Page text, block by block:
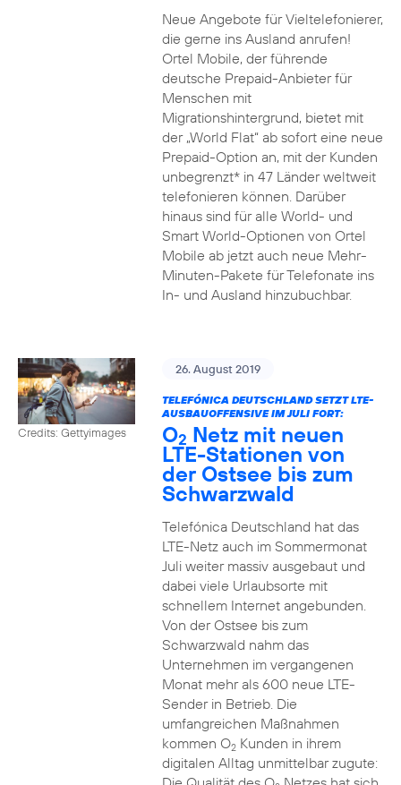
Neue Angebote für Vieltelefonierer,
die gerne ins Ausland anrufen!
Ortel Mobile, der führende
deutsche Prepaid-Anbieter für
Menschen mit
Migrationshintergrund, bietet mit
der „World Flat“ ab sofort eine neue
Prepaid-Option an, mit der Kunden
unbegrenzt* in 47 Länder weltweit
telefonieren können. Darüber
hinaus sind für alle World- und
Smart World-Optionen von Ortel
Mobile ab jetzt auch neue Mehr-
Minuten-Pakete für Telefonate ins
In- und Ausland hinzubuchbar.
Credits: Gettyimages
26. August 2019
TELEFÓNICA DEUTSCHLAND SETZT LTE-
AUSBAUOFFENSIVE IM JULI FORT:
O2 Netz mit neuen
LTE-Stationen von
der Ostsee bis zum
Schwarzwald
Telefónica Deutschland hat das
LTE-Netz auch im Sommermonat
Juli weiter massiv ausgebaut und
dabei viele Urlaubsorte mit
schnellem Internet angebunden.
Von der Ostsee bis zum
Schwarzwald nahm das
Unternehmen im vergangenen
Monat mehr als 600 neue LTE-
Sender in Betrieb. Die
umfangreichen Maßnahmen
kommen O2Kunden in ihrem
digitalen Alltag unmittelbar zugute: